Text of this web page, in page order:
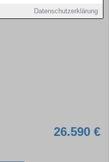
Datenschutzerklärung
26.590 €